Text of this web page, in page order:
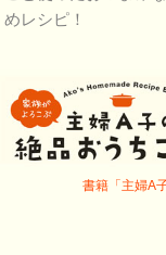
めレシピ！
書籍「主婦A